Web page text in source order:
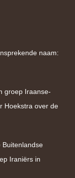
naam:
groep Iraanse-
Hoekstra over de
Buitenlandse
Iraniërs in